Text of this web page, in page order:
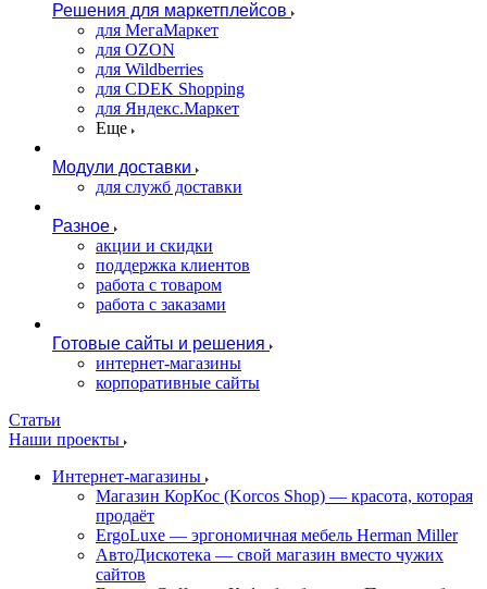
Решения для маркетплейсов
для МегаМаркет
для OZON
для Wildberries
для CDEK Shopping
для Яндекс.Маркет
Еще
Модули доставки
для служб доставки
Разное
акции и скидки
поддержка клиентов
работа с товаром
работа с заказами
Готовые сайты и решения
интернет-магазины
корпоративные сайты
Статьи
Наши проекты
Интернет-магазины
Магазин КорКос (Korcos Shop) — красота, которая
продаёт
ErgoLuxe — эргономичная мебель Herman Miller
АвтоДискотека — свой магазин вместо чужих
сайтов